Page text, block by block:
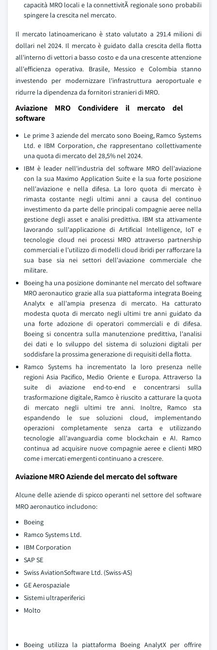
capacità MRO locali e la connettivitÃ regionale sono probabili
spingere la crescita nel mercato.
Il mercato latinoamericano è stato valutato a 291.4 milioni di
dollari nel 2024. Il mercato è guidato dalla crescita della flotta
all'interno di vettori a basso costo e da una crescente attenzione
all'efficienza operativa. Brasile, Messico e Colombia stanno
investendo per modernizzare l'infrastruttura aeroportuale e
ridurre la dipendenza da fornitori stranieri di MRO.
Aviazione MRO Condividere il mercato del
software
Le prime 3 aziende del mercato sono Boeing, Ramco Systems
Ltd. e IBM Corporation, che rappresentano collettivamente
una quota di mercato del 28,5% nel 2024.
IBM è leader nell'industria del software MRO dell'aviazione
con la sua Maximo Application Suite e la sua forte posizione
nell'aviazione e nella difesa. La loro quota di mercato è
rimasta costante negli ultimi anni a causa del continuo
investimento da parte delle principali compagnie aeree nella
gestione degli asset e analisi predittiva. IBM sta attivamente
lavorando sull'applicazione di Artificial Intelligence, IoT e
tecnologie cloud nei processi MRO attraverso partnership
commerciali e l'utilizzo di modelli cloud ibridi per rafforzare la
sua base sia nei settori dell'aviazione commerciale che
militare.
Boeing ha una posizione dominante nel mercato del software
MRO aeronautico grazie alla sua piattaforma integrata Boeing
Analytx e all'ampia presenza di mercato. Ha catturato
modesta quota di mercato negli ultimi tre anni guidato da
una forte adozione di operatori commerciali e di difesa.
Boeing si concentra sulla manutenzione predittiva, l'analisi
dei dati e lo sviluppo del sistema di soluzioni digitali per
soddisfare la prossima generazione di requisiti della flotta.
Ramco Systems ha incrementato la loro presenza nelle
regioni Asia Pacifico, Medio Oriente e Europa. Attraverso la
suite di aviazione end-to-end e concentrarsi sulla
trasformazione digitale, Ramco è riuscito a catturare la quota
di mercato negli ultimi tre anni. Inoltre, Ramco sta
espandendo le sue soluzioni cloud, implementando
operazioni completamente senza carta e utilizzando
tecnologie all'avanguardia come blockchain e AI. Ramco
continua ad acquisire nuove compagnie aeree e clienti MRO
come i mercati emergenti continuano a crescere.
Aviazione MRO Aziende del mercato del software
Alcune delle aziende di spicco operanti nel settore del software
MRO aeronautico includono:
Boeing
Ramco Systems Ltd.
IBM Corporation
SAP SE
Swiss AviationSoftware Ltd. (Swiss-AS)
GE Aerospaziale
Sistemi ultraperiferici
Molto
Boeing utilizza la piattaforma Boeing AnalytX per offrire